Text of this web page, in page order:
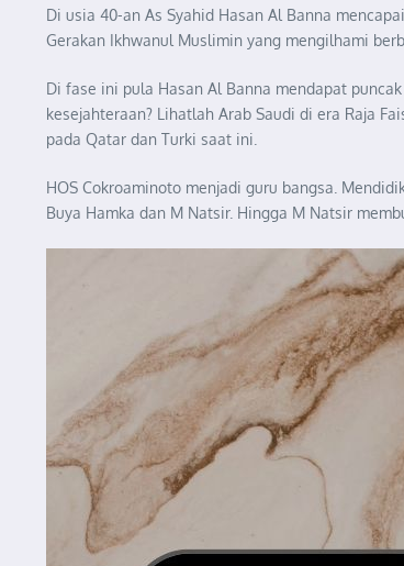
Di usia 40-an As Syahid Hasan Al Banna
Gerakan Ikhwanul Muslimin yang mengilhami
Di fase ini pula Hasan Al Banna mendapat
kesejahteraan? Lihatlah Arab Saudi di era Raja
pada Qatar dan Turki saat ini.
HOS Cokroaminoto menjadi guru bangsa.
Buya Hamka dan M Natsir. Hingga M Natsir